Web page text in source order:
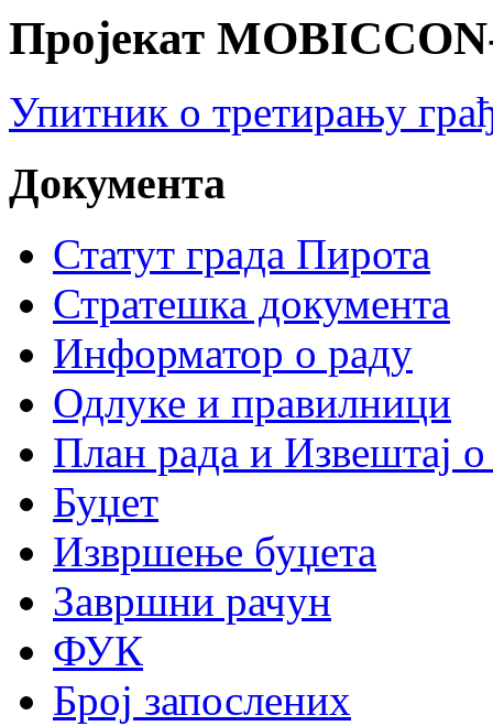
Пројекат
Упитник о третирању
Документа
Статут града Пирота
Стратешка документа
Информатор о раду
Одлуке и правилници
План рада и Извештај
Буџет
Извршење буџета
Завршни рачун
ФУК
Број запослених